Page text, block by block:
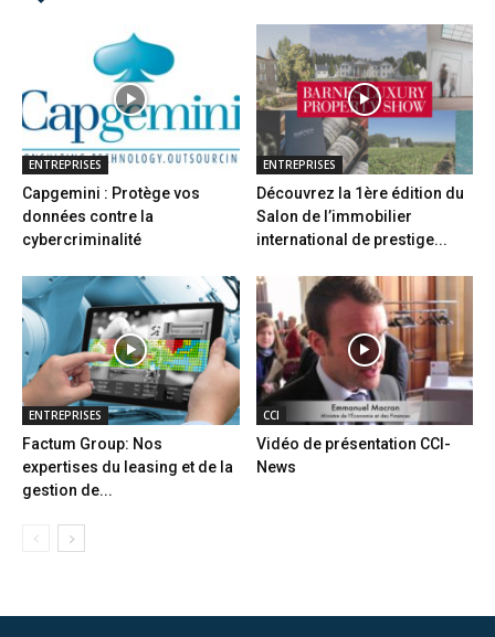
ENTREPRISES
Capgemini : Protège vos
données contre la
cybercriminalité
ENTREPRISES
Découvrez la 1ère édition du
Salon de l’immobilier
international de prestige...
ENTREPRISES
Factum Group: Nos
expertises du leasing et de la
gestion de...
CCI
Vidéo de présentation CCI-
News